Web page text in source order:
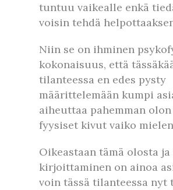
tuntuu vaikealle enkä
voisin tehdä
Niin se on ihminen
kokonaisuus, että
tilanteessa en edes pysty
määrittelemään kumpi
aiheuttaa pahemman
fyysiset kivut vaiko
Oikeastaan tämä olosta
kirjoittaminen on ainoa
voin tässä tilanteessa nyt